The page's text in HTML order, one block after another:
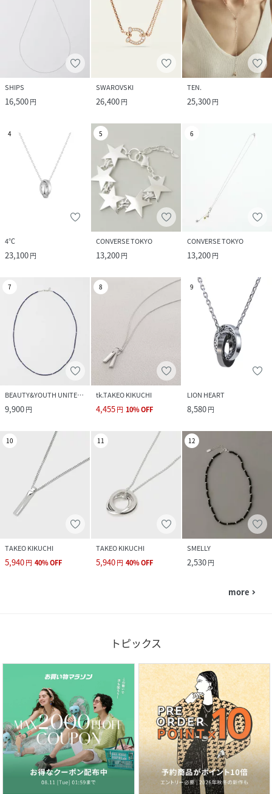
SHIPS
16,500円
SWAROVSKI
26,400円
TEN.
25,300円
4
4℃
23,100円
5
CONVERSE TOKYO
13,200円
6
CONVERSE TOKYO
13,200円
7
BEAUTY&YOUTH UNITED ARROWS
9,900円
8
tk.TAKEO KIKUCHI
4,455円 10%OFF
9
LION HEART
8,580円
10
TAKEO KIKUCHI
5,940円 40%OFF
11
TAKEO KIKUCHI
5,940円 40%OFF
12
SMELLY
2,530円
more navigate_next
トピックス